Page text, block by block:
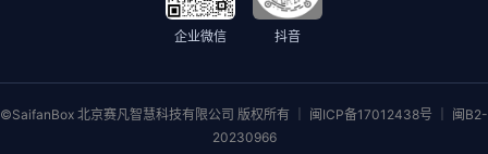
企业微信 抖音
©SaifanBox 北京赛凡智慧科技有限公司 版权所有 ｜ 闽ICP备17012438号 ｜ 闽B2-
20230966